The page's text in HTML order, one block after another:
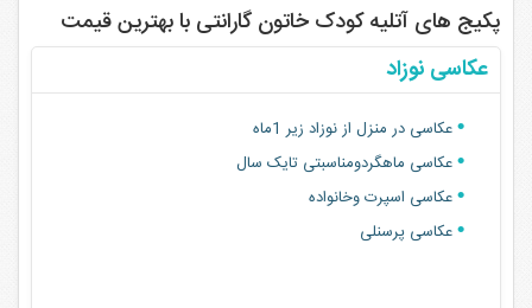
پکیج های آتلیه کودک خاتون گارانتی با بهترین قیمت
عکاسی نوزاد
عکاسی در منزل از نوزاد زیر 1ماه
عکاسی ماهگردومناسبتی تایک سال
عکاسی اسپرت وخانواده
عکاسی پرسنلی